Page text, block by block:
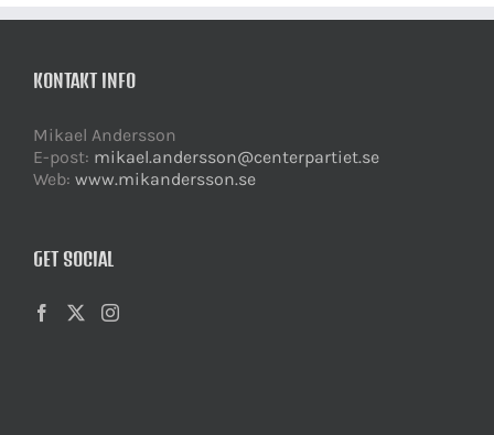
KONTAKT INFO
Mikael Andersson
E-post: mikael.andersson@centerpartiet.se
Web: www.mikandersson.se
GET SOCIAL